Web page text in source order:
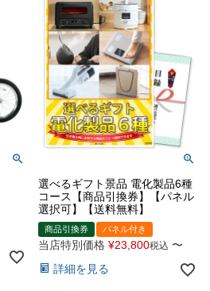
選べるギフト景品 電化製品6種
コース【商品引換券】【パネル
選択可】【送料無料】
商品引換券 パネル付き
当店特別価格 ¥23,800税込 〜
詳細を見る